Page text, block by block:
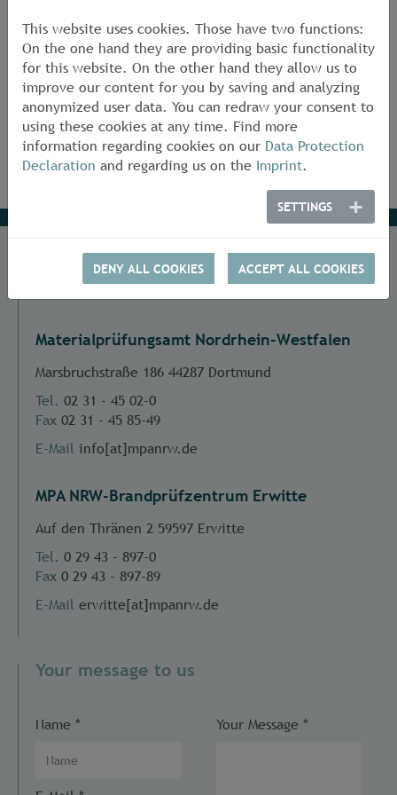
Back
Address
Materialprüfungsamt Nordrhein-Westfalen
Marsbruchstraße 186 44287 Dortmund
Tel. 02 31 - 45 02-0
Fax 02 31 - 45 85-49
E-Mail info[at]mpanrw.de
MPA NRW-Brandprüfzentrum Erwitte
Auf den Thränen 2 59597 Erwitte
Tel. 0 29 43 - 897-0
Fax 0 29 43 - 897-89
E-Mail erwitte[at]mpanrw.de
Your message to us
Name * Your Message *
This website uses cookies. Those have two functions:
On the one hand they are providing basic functionality
for this website. On the other hand they allow us to
improve our content for you by saving and analyzing
anonymized user data. You can redraw your consent to
using these cookies at any time. Find more
information regarding cookies on our Data Protection
Declaration and regarding us on the Imprint.
SETTINGS
DENY ALL COOKIES ACCEPT ALL COOKIES